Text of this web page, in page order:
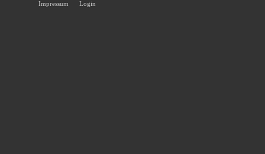
Impressum Login